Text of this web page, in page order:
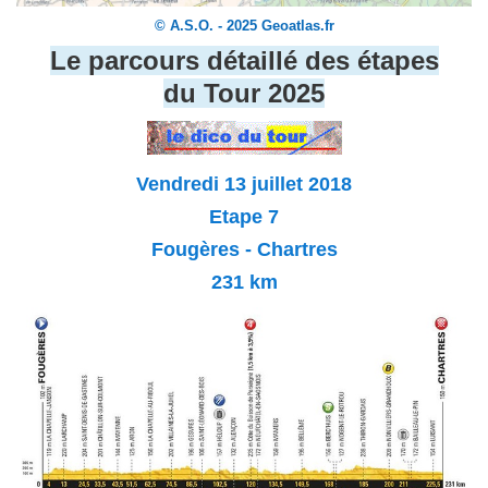
© A.S.O. - 2025 Geoatlas.fr
Le parcours détaillé des étapes
du Tour 2025
Vendredi 13 juillet 2018
Etape 7
Fougères - Chartres
231 km